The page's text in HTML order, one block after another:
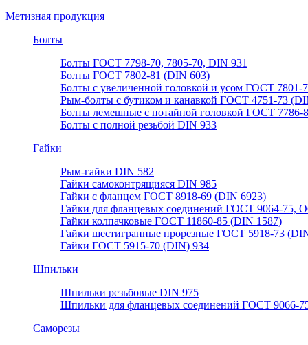
Метизная продукция
Болты
Болты ГОСТ 7798-70, 7805-70, DIN 931
Болты ГОСТ 7802-81 (DIN 603)
Болты с увеличенной головкой и усом ГОСТ 7801-
Рым-болты с бутиком и канавкой ГОСТ 4751-73
Болты лемешные с потайной головкой ГОСТ 7786-
Болты с полной резьбой DIN 933
Гайки
Рым-гайки DIN 582
Гайки самоконтрящияся DIN 985
Гайки с фланцем ГОСТ 8918-69 (DIN 6923)
Гайки для фланцевых соединений ГОСТ 9064-75,
Гайки колпачковые ГОСТ 11860-85 (DIN 1587)
Гайки шестигранные прорезные ГОСТ 5918-73
Гайки ГОСТ 5915-70 (DIN) 934
Шпильки
Шпильки резьбовые DIN 975
Шпильки для фланцевых соединений ГОСТ 9066-
Саморезы